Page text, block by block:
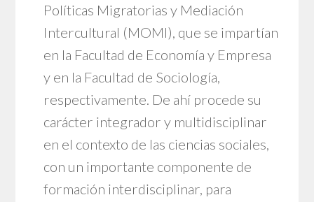
Políticas Migratorias y Mediación
Intercultural (MOMI), que se impartían
en la Facultad de Economía y Empresa
y en la Facultad de Sociología,
respectivamente. De ahí procede su
carácter integrador y multidisciplinar
en el contexto de las ciencias sociales,
con un importante componente de
formación interdisciplinar, para